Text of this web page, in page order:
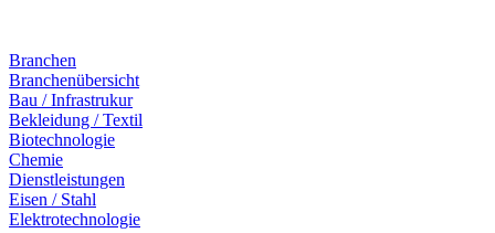
Branchen
Branchenübersicht
Bau / Infrastrukur
Bekleidung / Textil
Biotechnologie
Chemie
Dienstleistungen
Eisen / Stahl
Elektrotechnologie